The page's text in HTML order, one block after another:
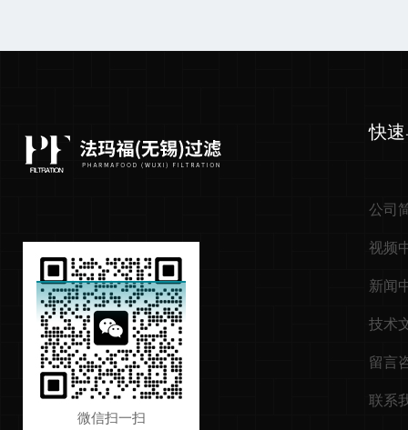
微信扫一扫
快
公司
视频
新闻
技术
留言
联系